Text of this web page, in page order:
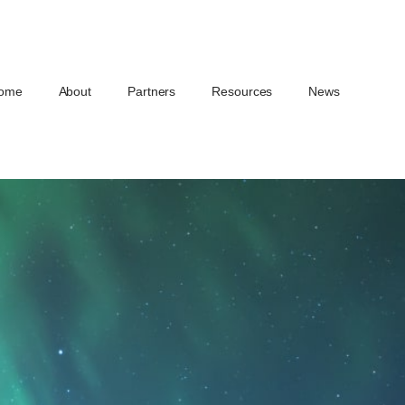
About Partners Resources News